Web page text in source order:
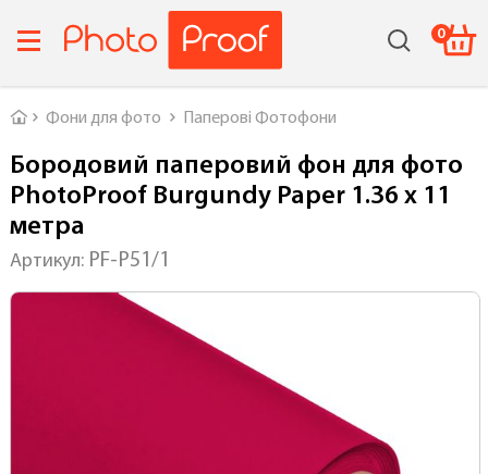
0
Головна
Фони для фото Паперові Фотофони
Бородовий паперовий фон для фото
PhotoProof Burgundy Paper 1.36 x 11
метра
Артикул: PF-P51/1